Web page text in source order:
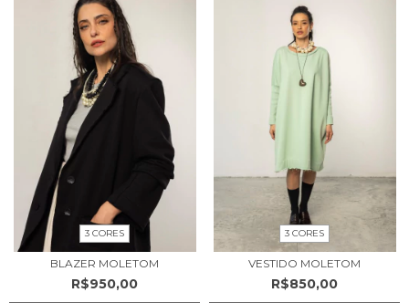
3 CORES
BLAZER MOLETOM
R$950,00
3 CORES
VESTIDO MOLETOM
R$850,00